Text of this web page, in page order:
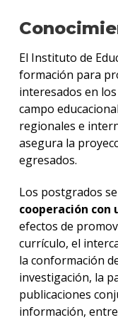
El Instituto de
formación para
interesados en
campo
regionales e
asegura la
egresados.
Los postgrados
cooperación con
efectos de
currículo, el
la conformación
investigación, la
publicaciones
información,